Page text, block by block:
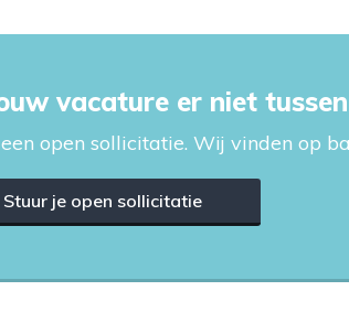
vacature er niet
open sollicitatie. Wij vinden op
Stuur je open sollicitatie